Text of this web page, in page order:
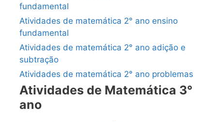
fundamental
Atividades de matemática 2° ano ensino
fundamental
Atividades de matemática 2° ano adição e
subtração
Atividades de matemática 2° ano problemas
Atividades de Matemática 3°
ano